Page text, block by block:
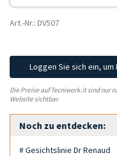
Art.-Nr.: DV507
Loggen Sie sich ein,
Die Preise auf Tecniwork.it sind nur
Website sichtbar.
Noch zu entdecken:
# Gesichtslinie Dr Renaud